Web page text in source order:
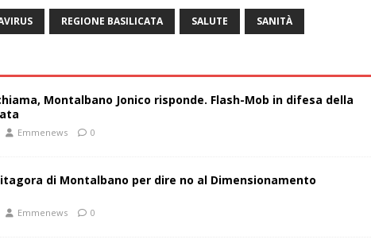
REGIONE BASILICATA SALUTE SANITÀ
Montalbano Jonico risponde. Flash-Mob in difesa della
Emmenews 0
di Montalbano per dire no al Dimensionamento
Emmenews 0